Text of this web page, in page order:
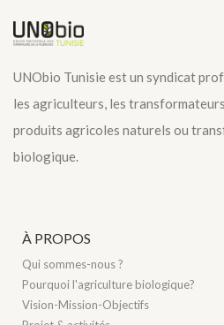
UNObio Tunisie est un syndicat
les agriculteurs, les
produits agricoles naturels ou
biologique.
À PROPOS
Qui sommes-nous ?
Pourquoi l'agriculture biologique?
Vision-Mission-Objectifs